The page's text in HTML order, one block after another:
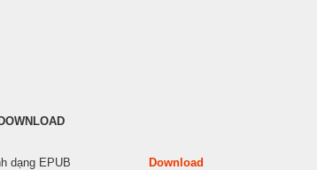
dạng EPUB Download